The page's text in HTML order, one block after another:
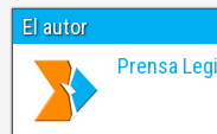
El autor
Prensa